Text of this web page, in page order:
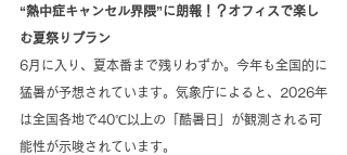
“熱中症キャンセル界隈”に朗報！？オフィスで楽し
む夏祭りプラン
6月に入り、夏本番まで残りわずか。今年も全国的に
猛暑が予想されています。気象庁によると、2026年
は全国各地で40℃以上の「酷暑日」が観測される可
能性が示唆されています。